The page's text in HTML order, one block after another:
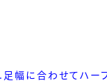
幅に合わせてハー